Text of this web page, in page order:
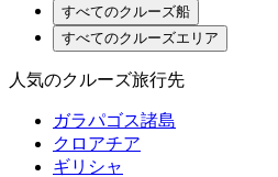
すべてのクルーズ船
すべてのクルーズエリア
人気のクルーズ旅行先
ガラパゴス諸島
クロアチア
ギリシャ